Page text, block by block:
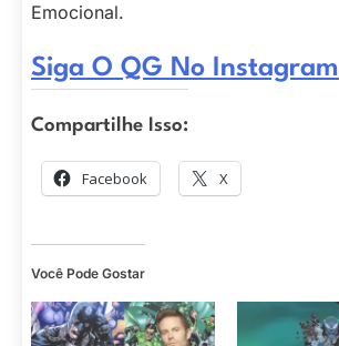
Emocional.
Siga O QG No Instagram
Compartilhe Isso:
Facebook X
Você Pode Gostar